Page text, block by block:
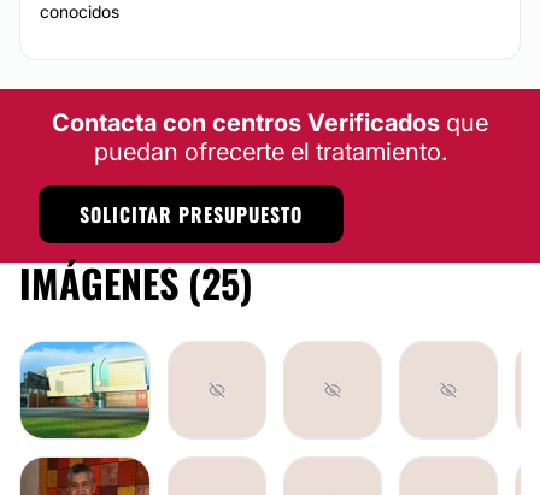
conocidos
Contacta con centros Verificados que
puedan ofrecerte el tratamiento.
SOLICITAR PRESUPUESTO
IMÁGENES (25)